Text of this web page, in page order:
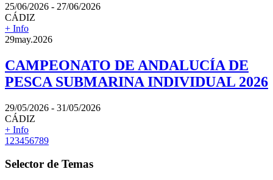
25/06/2026 - 27/06/2026
CÁDIZ
+ Info
29may.2026
CAMPEONATO DE ANDALUCÍA DE
PESCA SUBMARINA INDIVIDUAL 2026
29/05/2026 - 31/05/2026
CÁDIZ
+ Info
1 23456789
Selector de Temas